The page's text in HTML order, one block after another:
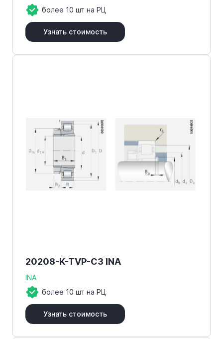
более 10 шт на РЦ
Узнать стоимость
20208-K-TVP-C3 INA
INA
более 10 шт на РЦ
Узнать стоимость